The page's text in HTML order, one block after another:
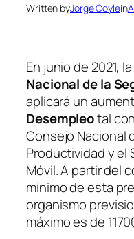
Written byJorge Coylein
En junio de 2021, la
Nacional de la
aplicará un
Desempleotal
Consejo Nacional
Productividad y el
Móvil. A partir del
mínimo de esta
organismo
máximo es de